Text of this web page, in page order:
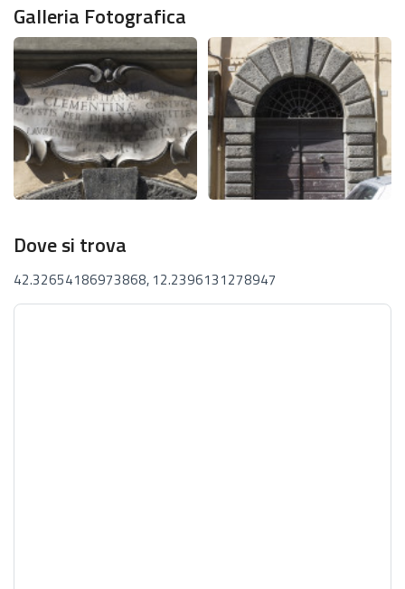
Galleria Fotografica
Dove si trova
42.32654186973868, 12.2396131278947